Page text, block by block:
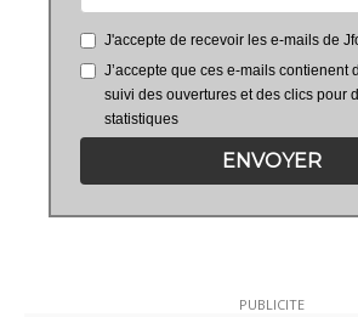
J'accepte de recevoir les e-mails de
J’accepte que ces e-mails contienent
suivi des ouvertures et des clics pour
statistiques
ENVOYER